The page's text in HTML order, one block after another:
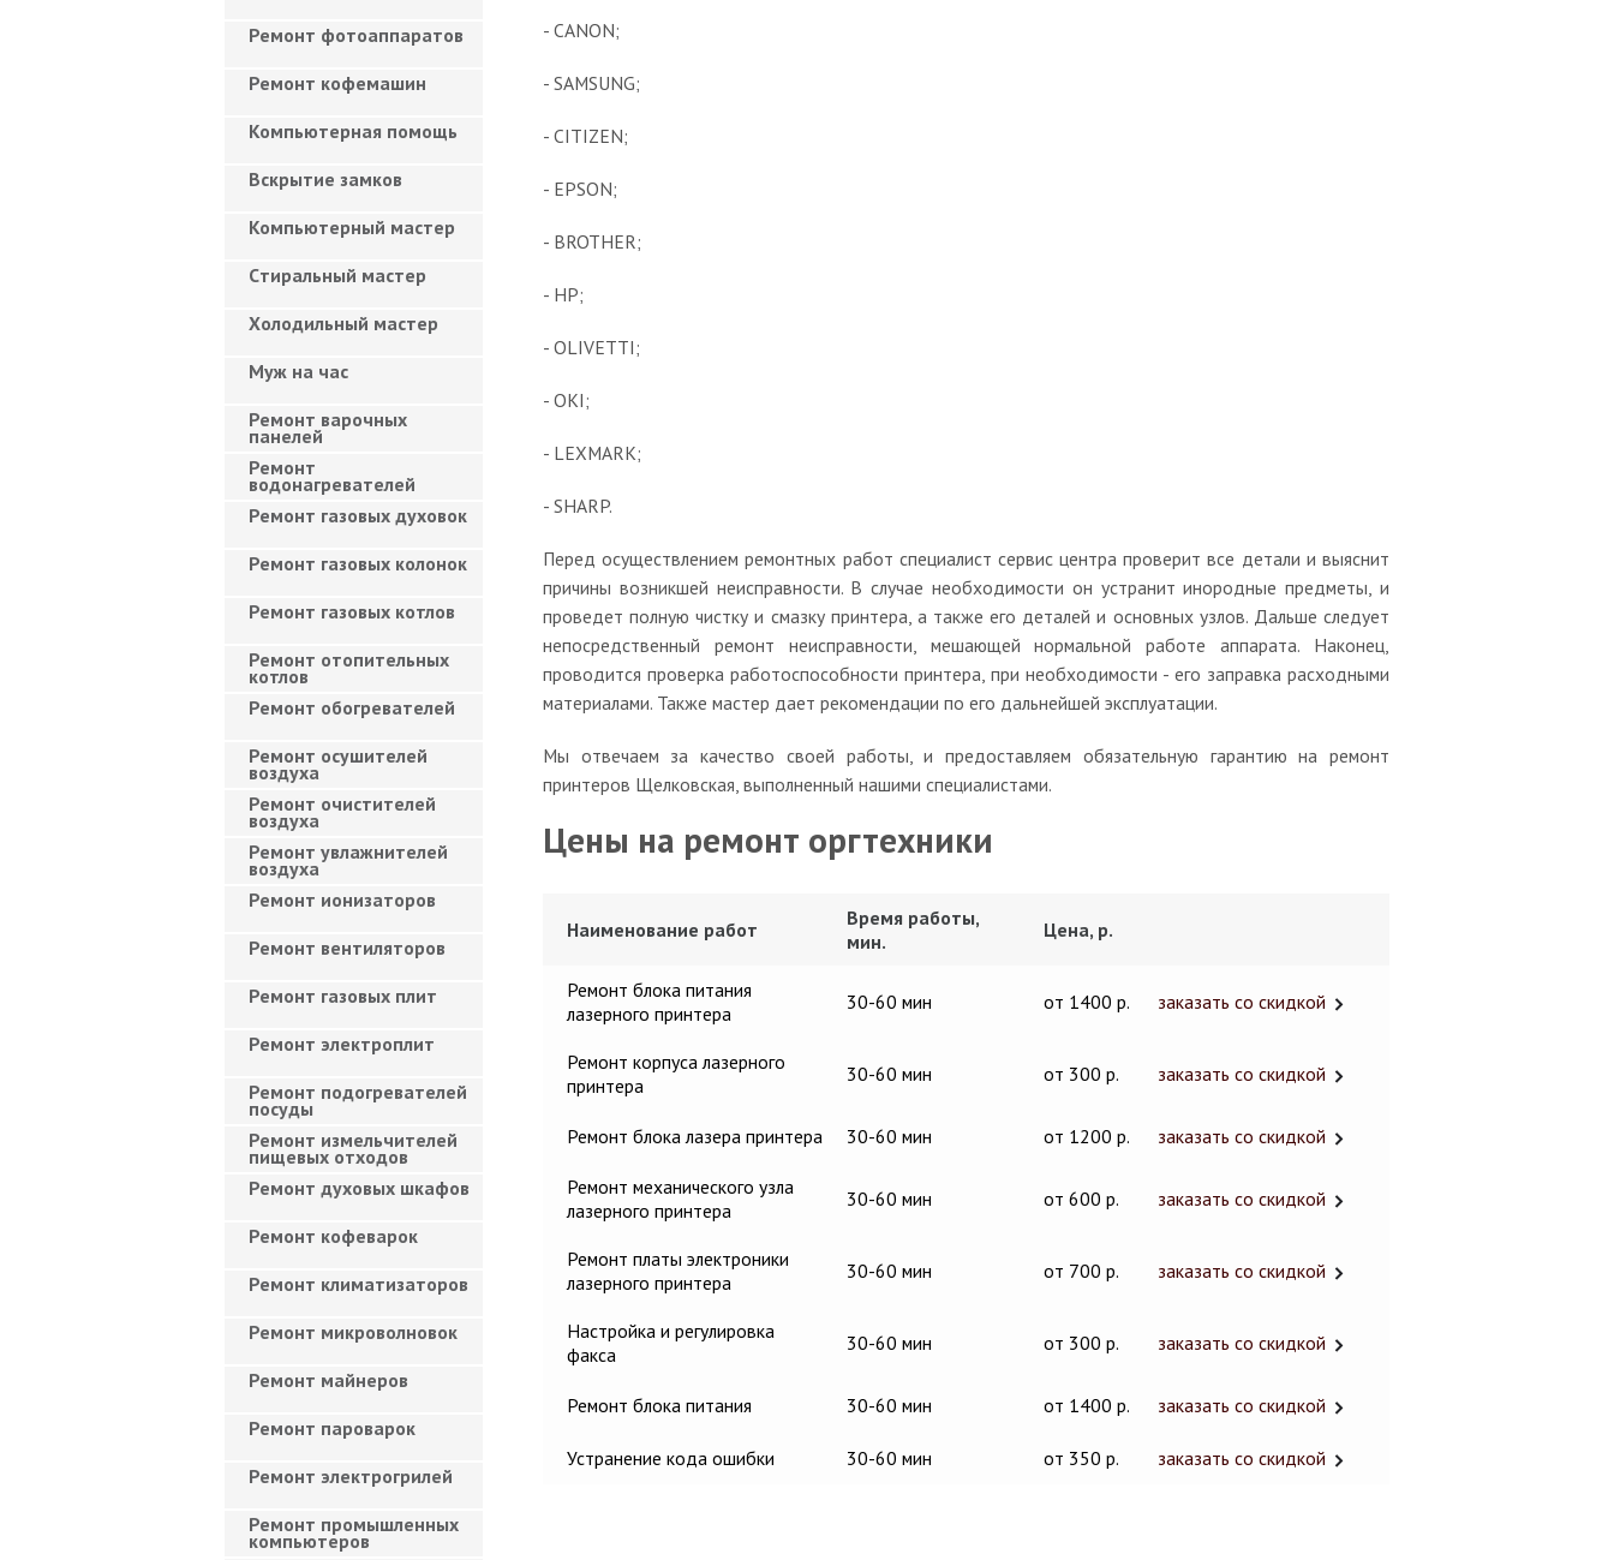
- CANON;
- SAMSUNG;
- CITIZEN;
- EPSON;
- BROTHER;
- HР;
- OLIVETTI;
- OKI;
- LEXMARK;
- SHARP.
Перед осуществлением ремонтных работ специалист сервис центра проверит все детали и выяснит
причины возникшей неисправности. В случае необходимости он устранит инородные предметы, и
проведет полную чистку и смазку принтера, а также его деталей и основных узлов. Дальше следует
непосредственный ремонт неисправности, мешающей нормальной работе аппарата. Наконец,
проводится проверка работоспособности принтера, при необходимости - его заправка расходными
материалами. Также мастер дает рекомендации по его дальнейшей эксплуатации.
Мы отвечаем за качество своей работы, и предоставляем обязательную гарантию на ремонт
принтеров Щелковская, выполненный нашими специалистами.
Цены на ремонт оргтехники
Наименование работ
Время работы,
мин.
Цена, р.
Ремонт блока питания
лазерного принтера
30-60 мин от 1400 р. заказать со скидкой
Ремонт корпуса лазерного
принтера
30-60 мин от 300 р. заказать со скидкой
Ремонт блока лазера принтера 30-60 мин от 1200 р. заказать со скидкой
Ремонт механического узла
лазерного принтера
30-60 мин от 600 р. заказать со скидкой
Ремонт платы электроники
лазерного принтера
30-60 мин от 700 р. заказать со скидкой
Настройка и регулировка
факса
30-60 мин от 300 р. заказать со скидкой
Ремонт блока питания 30-60 мин от 1400 р. заказать со скидкой
Устранение кода ошибки 30-60 мин от 350 р. заказать со скидкой
Ремонт фотоаппаратов
Ремонт кофемашин
Компьютерная помощь
Вскрытие замков
Компьютерный мастер
Cтиральный мастер
Холодильный мастер
Муж на час
Ремонт варочных
панелей
Ремонт
водонагревателей
Ремонт газовых духовок
Ремонт газовых колонок
Ремонт газовых котлов
Ремонт отопительных
котлов
Ремонт обогревателей
Ремонт осушителей
воздуха
Ремонт очистителей
воздуха
Ремонт увлажнителей
воздуха
Ремонт ионизаторов
Ремонт вентиляторов
Ремонт газовых плит
Ремонт электроплит
Ремонт подогревателей
посуды
Ремонт измельчителей
пищевых отходов
Ремонт духовых шкафов
Ремонт кофеварок
Ремонт климатизаторов
Ремонт микроволновок
Ремонт майнеров
Ремонт пароварок
Ремонт электрогрилей
Ремонт промышленных
компьютеров